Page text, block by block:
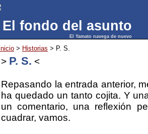
El fondo del asunto
El Yamato navega de nuevo
Inicio > Historias > P. S.
> P. S. <
Repasando la entrada anterior,
ha quedado un tanto cojita. Y
un comentario, una reflexión
cuadrar, vamos.